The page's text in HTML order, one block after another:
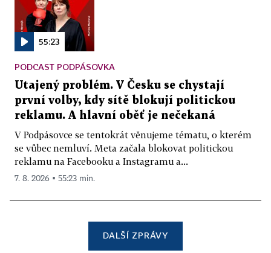
55:23
PODCAST PODPÁSOVKA
Utajený problém. V Česku se chystají
první volby, kdy sítě blokují politickou
reklamu. A hlavní oběť je nečekaná
V Podpásovce se tentokrát věnujeme tématu, o kterém
se vůbec nemluví. Meta začala blokovat politickou
reklamu na Facebooku a Instagramu a...
7. 8. 2026 ▪ 55:23 min.
DALŠÍ ZPRÁVY